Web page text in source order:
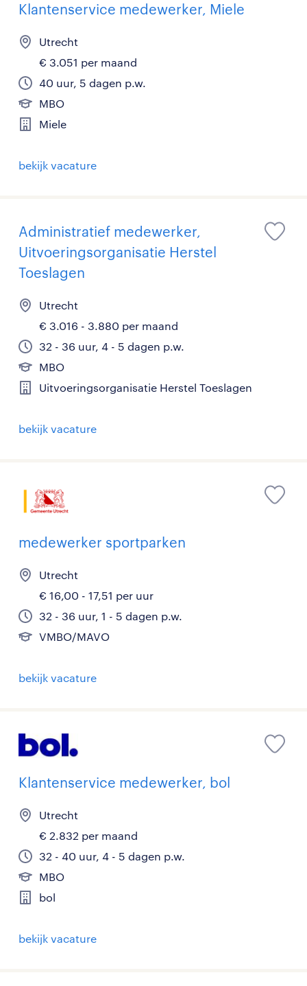
Klantenservice medewerker, Miele
Utrecht
€ 3.051 per maand
40 uur, 5 dagen p.w.
MBO
Miele
bekijk vacature
Administratief medewerker,
Uitvoeringsorganisatie Herstel
Toeslagen
Utrecht
€ 3.016 - 3.880 per maand
32 - 36 uur, 4 - 5 dagen p.w.
MBO
Uitvoeringsorganisatie Herstel Toeslagen
bekijk vacature
medewerker sportparken
Utrecht
€ 16,00 - 17,51 per uur
32 - 36 uur, 1 - 5 dagen p.w.
VMBO/MAVO
bekijk vacature
Klantenservice medewerker, bol
Utrecht
€ 2.832 per maand
32 - 40 uur, 4 - 5 dagen p.w.
MBO
bol
bekijk vacature